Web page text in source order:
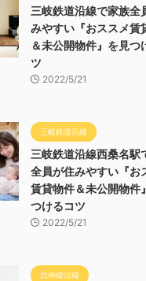
三岐鉄道沿線で家族全
みやすい『おススメ賃
＆未公開物件』を見つ
ツ
2022/5/21
三岐鉄道沿線
三岐鉄道沿線西桑名駅
全員が住みやすい『お
賃貸物件＆未公開物件
つけるコツ
2022/5/21
北神線沿線